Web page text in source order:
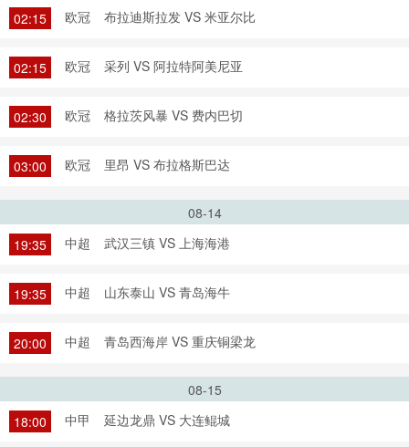
02:15 欧冠 布拉迪斯拉发 VS 米亚尔比
02:15 欧冠 采列 VS 阿拉特阿美尼亚
02:30 欧冠 格拉茨风暴 VS 费内巴切
03:00 欧冠 里昂 VS 布拉格斯巴达
08-14
19:35
中超 武汉三镇 VS 上海海港
19:35 中超 山东泰山 VS 青岛海牛
20:00 中超 青岛西海岸 VS 重庆铜梁龙
08-15
18:00
中甲 延边龙鼎 VS 大连鲲城